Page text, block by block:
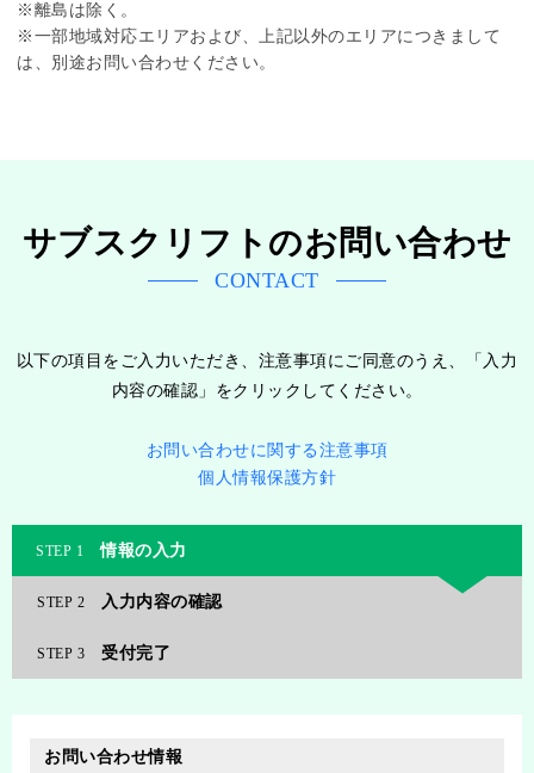
※離島は除く。
※一部地域対応エリアおよび、上記以外のエリアにつきまして
は、別途お問い合わせください。
サブスクリフトのお問い合わせ
CONTACT
以下の項目をご入力いただき、注意事項にご同意のうえ、「入力
内容の確認」をクリックしてください。
お問い合わせに関する注意事項
個人情報保護方針
1 情報の入力
2 入力内容の確認
3 受付完了
お問い合わせ情報